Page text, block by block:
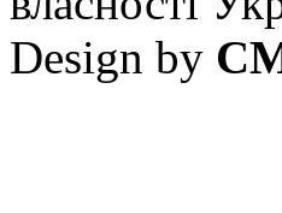
Design by